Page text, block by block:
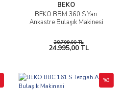
BEKO
BEKO BBM 360 S Yarı
Ankastre Bulaşık Makinesi
28.709,00 TL
24.995,00 TL
%3